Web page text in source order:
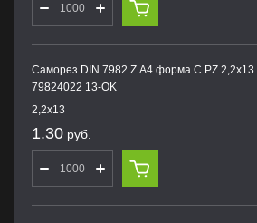
Саморез DIN 7982 Z А4 форма С PZ 2,2х13
79824022 13-OK
2,2х13
1.30 руб.